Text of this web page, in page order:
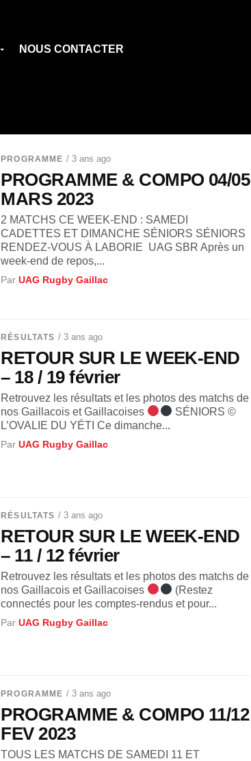
NOUS CONTACTER
PROGRAMME / 3 ans ago
PROGRAMME & COMPO 04/05
MARS 2023
2 MATCHS CE WEEK-END : SAMEDI
CADETTES ET DIMANCHE SÉNIORS SÉNIORS
RENDEZ-VOUS À LABORIE UAG SBR Après un
week-end de repos,...
ParUAG Rugby Gaillac
RÉSULTATS / 3 ans ago
RETOUR SUR LE WEEK-END
– 18 / 19 février
Retrouvez les résultats et les photos des matchs de
nos Gaillacois et Gaillacoises
SÉNIORS ©
L’OVALIE DU YÉTI Ce dimanche...
ParUAG Rugby Gaillac
RÉSULTATS / 3 ans ago
RETOUR SUR LE WEEK-END
– 11 / 12 février
Retrouvez les résultats et les photos des matchs de
nos Gaillacois et Gaillacoises
(Restez
connectés pour les comptes-rendus et pour...
ParUAG Rugby Gaillac
PROGRAMME / 3 ans ago
PROGRAMME & COMPO 11/12
FEV 2023
TOUS LES MATCHS DE SAMEDI 11 ET